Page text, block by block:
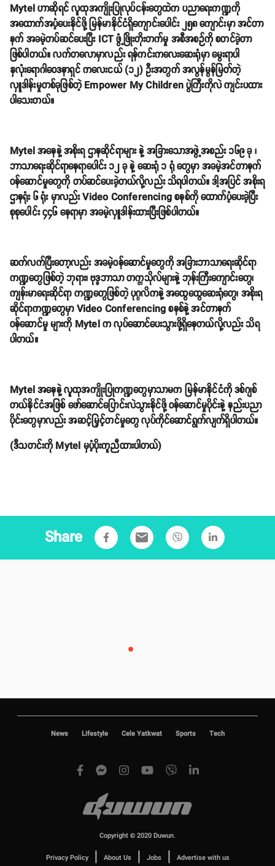
Mytel ဟာဆိုရင် လူထုအကျိုးပြုလုပ်ငန်းတွေထဲက ပညာရေးကဏ္ဍကို
အထောက်အပံ့ပေးနိုင်ဖို့ မြန်မာနိုင်ငံရှိကျောင်းပေါင်း ၂၅၈ ကျောင်းမှာ အင်တာ
နက် အခမဲ့တပ်ဆင်ပေးပြီး ICT ဖွံ့ဖြိုးတိုးတက်မှု အစီအစဉ်ကို စတင်ခဲ့တာ
ဖြစ်ပါတယ်။ လက်တလောမှာလည်း ရန်ကင်းကလေးဆေးရုံမှာ မွေးရာပါ
နှလုံးရောဂါဝေဒနာရှင် ကလေးငယ် (၁၂) ဦးအတွက် အလွန်မွန်မြတ်တဲ့
လှူဒါန်းမှုတစ်ခုဖြစ်တဲ့ Empower My Children ပွဲကြီးကိုလဲ ကျင်းပထား
ပါသေးတယ်။
Mytel အနေနဲ့ အစိုးရ ဌာနဆိုင်ရာများ နဲ့ အခြားသောအဖွဲ့အစည်း ၁၆၉ ခု ၊
ဘာသာရေးဆိုင်ရာနေရာပေါင်း ၁၂ ခု နဲ့ ဆေးရုံ ၁ ရုံ တွေမှာ အခမဲ့အင်တာနက်
ဝန်ဆောင်မှုတွေကို တပ်ဆင်ပေးခဲ့တယ်လို့လည်း သိရပါတယ်။ ဒါ့အပြင် အစိုးရ
ဌာနရုံး ၆ ရုံး မှာလည်း Video Conferencing စနစ်ကို ထောက်ပံ့ပေးခဲ့ပြီး
စုစုပေါင်း ၄၄၆ နေရာမှာ အခမဲ့လှူဒါန်းထားပြီးဖြစ်ပါတယ်။
ဆက်လက်ပြီးတော့လည်း အခမဲ့ဝန်ဆောင်မှုတွေကို အခြားဘာသာရေးဆိုင်ရာ
ကဏ္ဍတွေဖြစ်တဲ့ ဘုရား၊ ဗုဒ္ဓဘာသာ တက္ကသိုလ်များနဲ့ ဘုန်းကြီးကျောင်းတွေ၊
ကျန်းမာရေးဆိုင်ရာ ကဏ္ဍတွေဖြစ်တဲ့ ပုဂ္ဂလိကနဲ့ အထွေထွေဆေးရုံတွေ၊ အစိုးရ
ဆိုင်ရာကဏ္ဍတွေမှာ Video Conferencing စနစ်နဲ့ အင်တာနက်
ဝန်ဆောင်မှု များကို Mytel က လုပ်ဆောင်ပေးသွားဖို့ရှိနေတယ်လို့လည်း သိရ
ပါတယ်။
Mytel အနေနဲ့ လူထုအကျိုးပြုကဏ္ဍတွေမှာသာမက မြန်မာနိုင်ငံကို ဒစ်ဂျစ်
တယ်နိုင်ငံအဖြစ် ဖော်ဆောင်ပြောင်းလဲသွားနိုင်ဖို့ ဝန်ဆောင်မှုပိုင်းနဲ့ နည်းပညာ
ပိုင်းတွေမှာလည်း အဆင့်မြှင့်တင်မှုတွေ လုပ်ကိုင်ဆောင်ရွက်လျက်ရှိပါတယ်။
(ဒီသတင်းကို Mytel မှပံ့ပိုးကူညီထားပါတယ်)
Share email
News Lifestyle Cele Yatkwat Sports Tech
Copyright © 2020 Duwun.
Privacy Policy | About Us | Jobs | Advertise with us